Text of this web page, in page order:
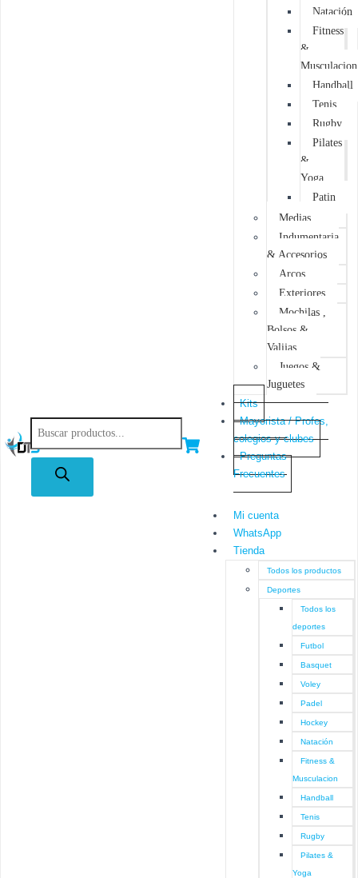
Natación
Fitness
&
Musculacion
Handball
Tenis
Rugby
Pilates
&
Yoga
Patin
Medias
Indumentaria
& Accesorios
Arcos
Exteriores
Mochilas ,
Bolsos &
Valijas
Juegos &
Juguetes
Kits
Mayorista / Profes,
colegios y clubes
Preguntas
Frecuentes
Mi cuenta
WhatsApp
Tienda
Todos los productos
Deportes
Todos los
deportes
Futbol
Basquet
Voley
Padel
Hockey
Natación
Fitness &
Musculacion
Handball
Tenis
Rugby
Pilates &
Yoga